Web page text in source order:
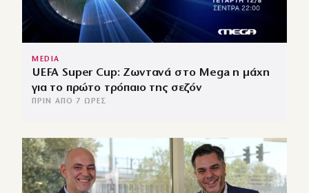
MEDIA
UEFA Super Cup: Ζωντανά στο Mega η μάχη
για το πρώτο τρόπαιο της σεζόν
ΠΡΙΝ ΑΠΌ 7 ΏΡΕΣ